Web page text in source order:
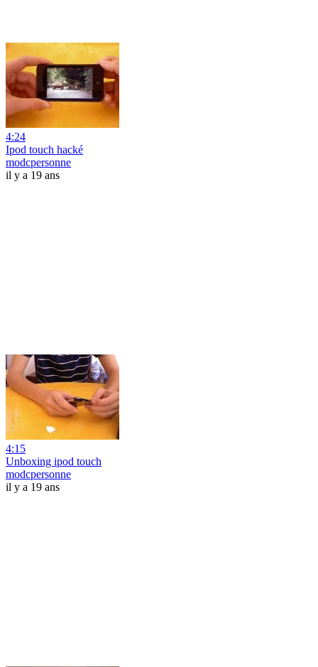
4:24
Ipod touch hacké
modcpersonne
il y a 19 ans
4:15
Unboxing ipod touch
modcpersonne
il y a 19 ans